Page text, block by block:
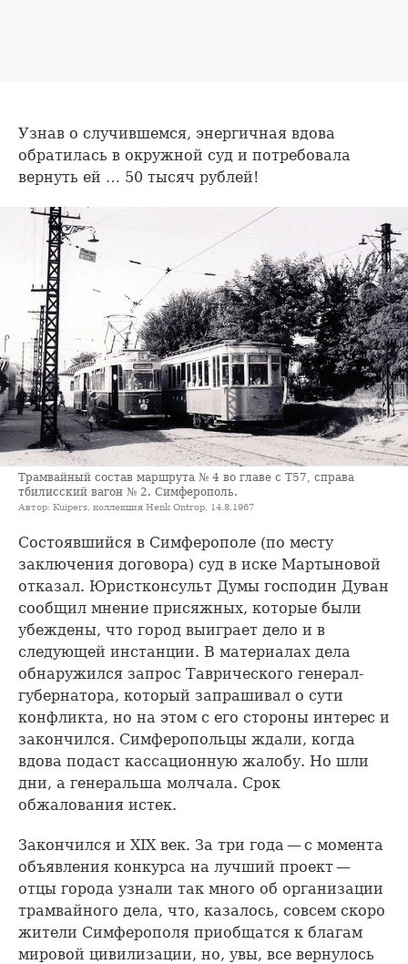
Узнав о случившемся, энергичная вдова
обратилась в окружной суд и потребовала
вернуть ей … 50 тысяч рублей!
Трамвайный состав маршрута № 4 во главе с Т57, справа
тбилисский вагон № 2. Симферополь.
Автор: Kuipers, коллекция Henk Ontrop, 14.8.1967
Состоявшийся в Симферополе (по месту
заключения договора) суд в иске Мартыновой
отказал. Юристконсульт Думы господин Дуван
сообщил мнение присяжных, которые были
убеждены, что город выиграет дело и в
следующей инстанции. В материалах дела
обнаружился запрос Таврического генерал-
губернатора, который запрашивал о сути
конфликта, но на этом с его стороны интерес и
закончился. Симферопольцы ждали, когда
вдова подаст кассационную жалобу. Но шли
дни, а генеральша молчала. Срок
обжалования истек.
Закончился и XIX век. За три года — с момента
объявления конкурса на лучший проект —
отцы города узнали так много об организации
трамвайного дела, что, казалось, совсем скоро
жители Симферополя приобщатся к благам
мировой цивилизации, но, увы, все вернулось